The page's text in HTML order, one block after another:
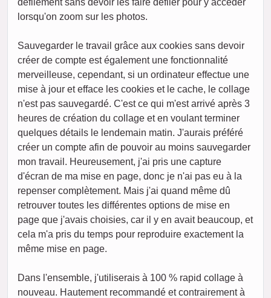
lorsqu'on zoom sur les photos.
Sauvegarder le travail grâce aux cookies sans devoir
créer de compte est également une fonctionnalité
merveilleuse, cependant, si un ordinateur effectue une
mise à jour et efface les cookies et le cache, le collage
n'est pas sauvegardé. C'est ce qui m'est arrivé après 3
heures de création du collage et en voulant terminer
quelques détails le lendemain matin. J'aurais préféré
créer un compte afin de pouvoir au moins sauvegarder
mon travail. Heureusement, j'ai pris une capture
d'écran de ma mise en page, donc je n'ai pas eu à la
repenser complètement. Mais j'ai quand même dû
retrouver toutes les différentes options de mise en
page que j'avais choisies, car il y en avait beaucoup, et
cela m'a pris du temps pour reproduire exactement la
même mise en page.
Dans l'ensemble, j'utiliserais à 100 % rapid collage à
nouveau. Hautement recommandé et contrairement à